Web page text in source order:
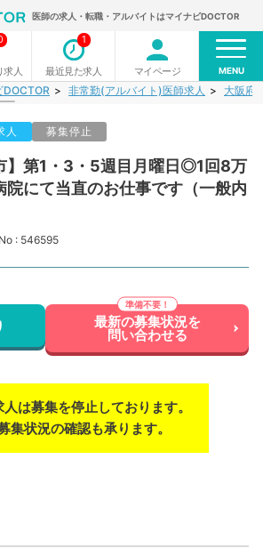
医師の求人・転職・アルバイトはマイナビDOCTOR
求人 最近見た求人
1
マイページ MENU
DOCTOR 非常勤(アルバイト)医師求人 大阪府
人 募集停止
】第1・3・5週目月曜日◎1回8万
院にて当直のお仕事です（一般内
: 546595
最新の募集状況を
問い合わせる
は募集を停止しております。
集状況の確認も承ります。